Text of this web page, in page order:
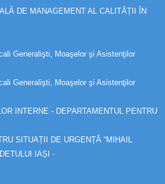
DE MANAGEMENT AL CALITĂȚII ÎN
Generalişti, Moaşelor şi Asistenţilor
Generalişti, Moaşelor şi Asistenţilor
INTERNE - DEPARTAMENTUL PENTRU
SITUAȚII DE URGENȚĂ “MIHAIL
IAȘI -